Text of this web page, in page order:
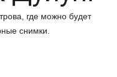
где можно будет
снимки.